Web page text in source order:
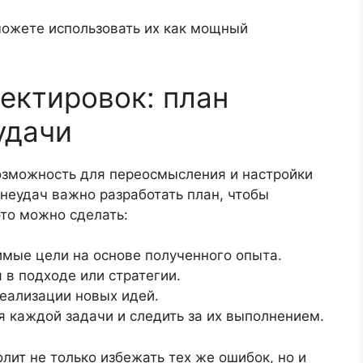
использовать их как мощный
план
для переосмысления и настройки
важно разработать план, чтобы
можно сделать:
цели на основе полученного опыта.
подходе или стратегии.
новых идей.
каждой задачи и следить за их выполнением.
не только избежать тех же ошибок, но и